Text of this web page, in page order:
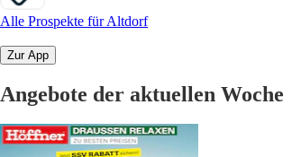
Alle Prospekte für Altdorf
Zur App
Angebote der aktuellen Woche